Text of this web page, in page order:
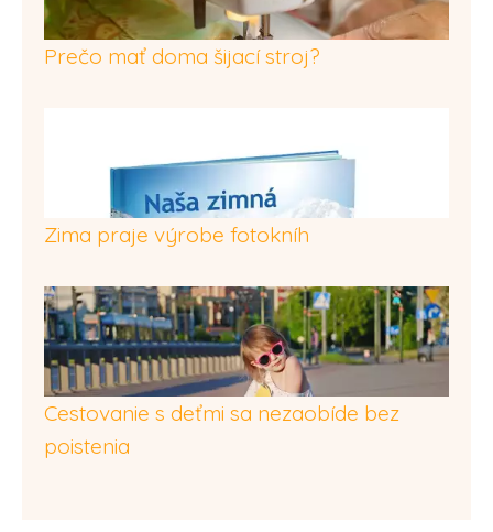
Prečo mať doma šijací stroj?
Zima praje výrobe fotokníh
Cestovanie s deťmi sa nezaobíde bez
poistenia